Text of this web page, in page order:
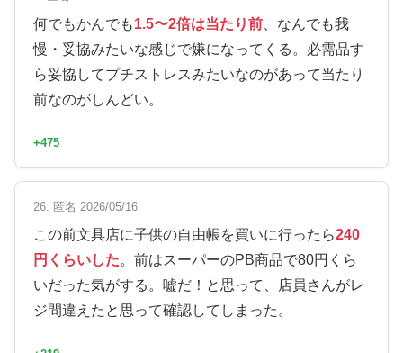
何でもかんでも1.5〜2倍は当たり前 、なんでも我
慢・妥協みたいな感じで嫌になってくる。必需品す
ら妥協してプチストレスみたいなのがあって当たり
前なのがしんどい。
+475
26. 匿名 2026/05/16
この前文具店に子供の自由帳を買いに行ったら240
円くらいした。前はスーパーのPB商品で80円くら
いだった気がする。嘘だ！と思って、店員さんがレ
ジ間違えたと思って確認してしまった。